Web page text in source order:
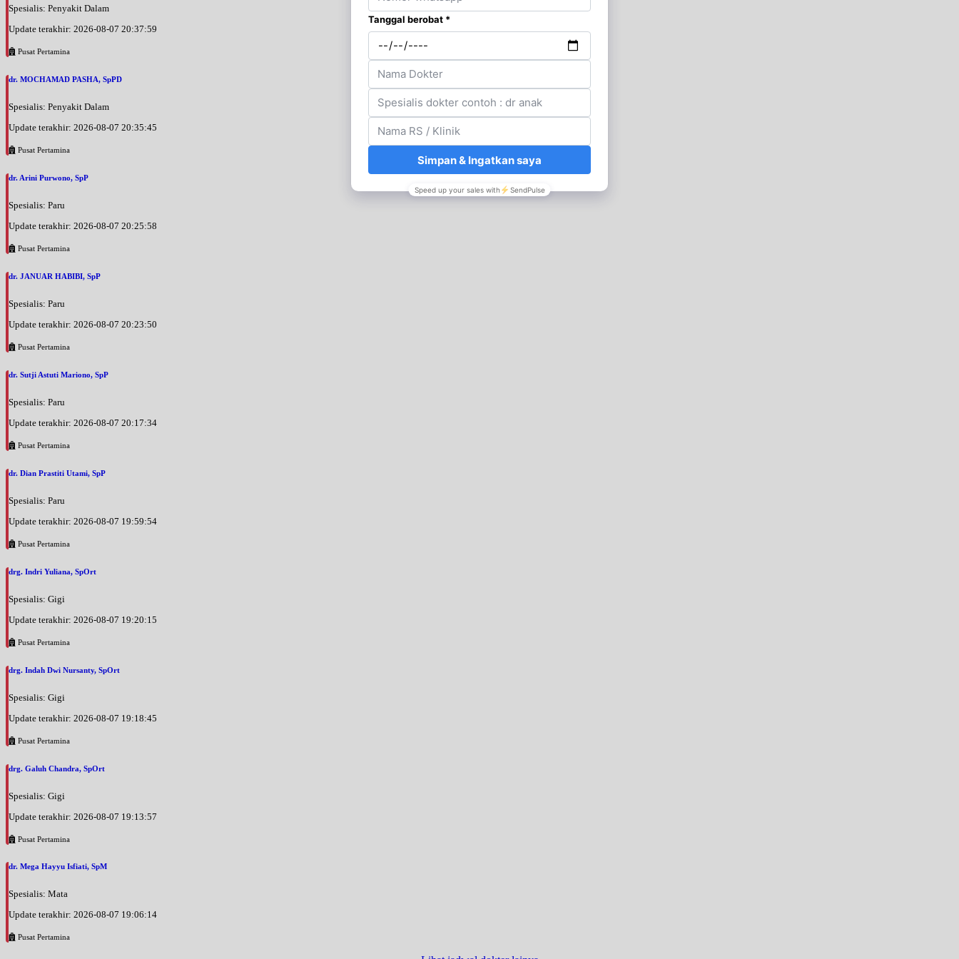
Spesialis: Penyakit Dalam
Update terakhir: 2026-08-07 20:37:59
Pusat Pertamina
dr. MOCHAMAD PASHA, SpPD
Spesialis: Penyakit Dalam
Update terakhir: 2026-08-07 20:35:45
Pusat Pertamina
dr. Arini Purwono, SpP
Spesialis: Paru
Update terakhir: 2026-08-07 20:25:58
Pusat Pertamina
dr. JANUAR HABIBI, SpP
Spesialis: Paru
Update terakhir: 2026-08-07 20:23:50
Pusat Pertamina
dr. Sutji Astuti Mariono, SpP
Spesialis: Paru
Update terakhir: 2026-08-07 20:17:34
Pusat Pertamina
dr. Dian Prastiti Utami, SpP
Spesialis: Paru
Update terakhir: 2026-08-07 19:59:54
Pusat Pertamina
drg. Indri Yuliana, SpOrt
Spesialis: Gigi
Update terakhir: 2026-08-07 19:20:15
Pusat Pertamina
drg. Indah Dwi Nursanty, SpOrt
Spesialis: Gigi
Update terakhir: 2026-08-07 19:18:45
Pusat Pertamina
drg. Galuh Chandra, SpOrt
Spesialis: Gigi
Update terakhir: 2026-08-07 19:13:57
Pusat Pertamina
dr. Mega Hayyu Isfiati, SpM
Spesialis: Mata
Update terakhir: 2026-08-07 19:06:14
Pusat Pertamina